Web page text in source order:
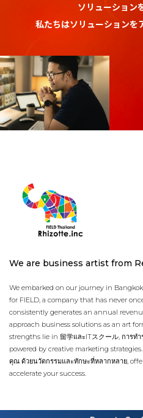
ソリューション
私たちはソリューションを
We are business artist from
We embarked on our journey in
for FIELD, a company that has never
consistently generates an annual
approach business solutions as an art
strengths lie in 留学และITスクール, การ
powered by creative marketing
คุณ ด้วยนวัตกรรมและทักษะที่หลากหลาย,
accelerate your success.